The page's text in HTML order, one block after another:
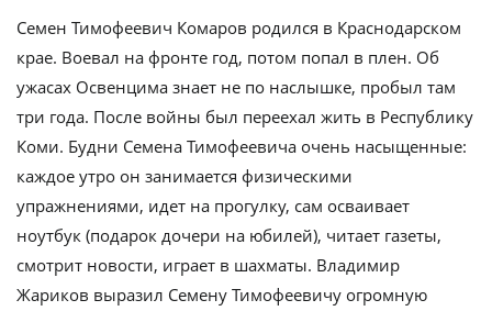
Семен Тимофеевич Комаров родился в Краснодарском
крае. Воевал на фронте год, потом попал в плен. Об
ужасах Освенцима знает не по наслышке, пробыл там
три года. После войны был переехал жить в Республику
Коми. Будни Семена Тимофеевича очень насыщенные:
каждое утро он занимается физическими
упражнениями, идет на прогулку, сам осваивает
ноутбук (подарок дочери на юбилей), читает газеты,
смотрит новости, играет в шахматы. Владимир
Жариков выразил Семену Тимофеевичу огромную